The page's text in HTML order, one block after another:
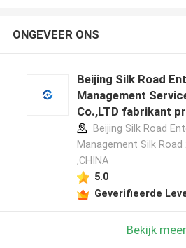
ONGEVEER ONS
Beijing Silk Road
Management
Co.,LTD fabrikant
Beijing Silk Road
Management Silk Road
,CHINA
5.0
Geverifieerde
Bekijk meer